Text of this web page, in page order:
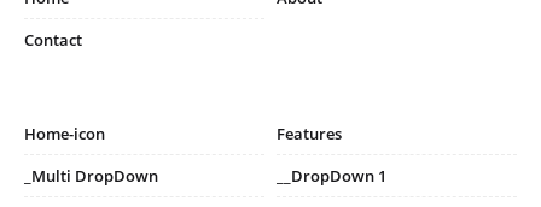
Contact
Home-icon
Features
_Multi DropDown
__DropDown 1